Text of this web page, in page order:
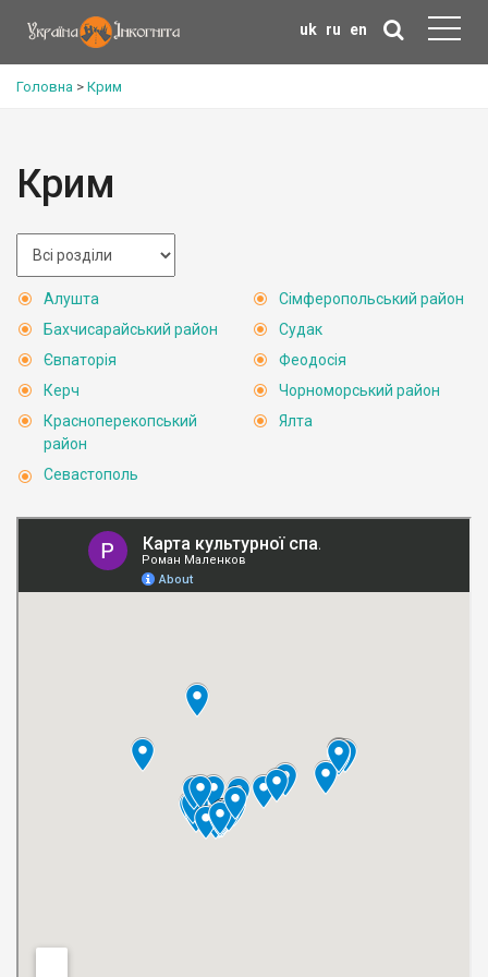
uk ru en
Головна > Крим
Крим
Алушта
Бахчисарайський район
Євпаторія
Керч
Красноперекопський
район
Севастополь
Сімферопольський район
Судак
Феодосія
Чорноморський район
Ялта